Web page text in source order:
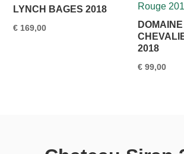
LYNCH BAGES 2018
€ 169,00
2018
€ 99,00